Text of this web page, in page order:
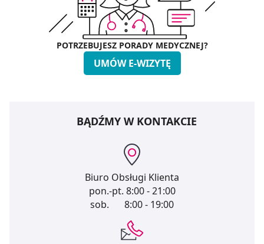
POTRZEBUJESZ PORADY MEDYCZNEJ?
UMÓW E-WIZYTĘ
BĄDŹMY W KONTAKCIE
Biuro Obsługi Klienta
pon.-pt. 8:00 - 21:00
sob.
8:00 - 19:00